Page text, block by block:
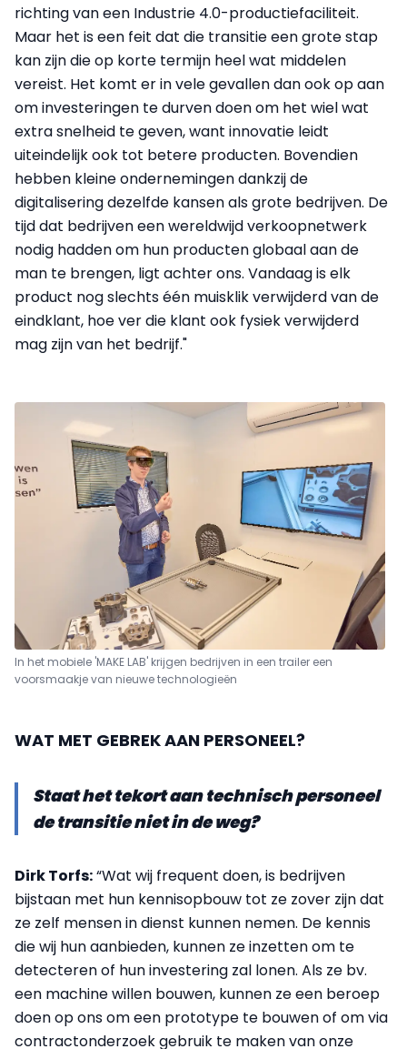
richting van een Industrie 4.0-productiefaciliteit.
Maar het is een feit dat die transitie een grote stap
kan zijn die op korte termijn heel wat middelen
vereist. Het komt er in vele gevallen dan ook op aan
om investeringen te durven doen om het wiel wat
extra snelheid te geven, want innovatie leidt
uiteindelijk ook tot betere producten. Bovendien
hebben kleine ondernemingen dankzij de
digitalisering dezelfde kansen als grote bedrijven. De
tijd dat bedrijven een wereldwijd verkoopnetwerk
nodig hadden om hun producten globaal aan de
man te brengen, ligt achter ons. Vandaag is elk
product nog slechts één muisklik verwijderd van de
eindklant, hoe ver die klant ook fysiek verwijderd
mag zijn van het bedrijf."
In het mobiele 'MAKE LAB' krijgen bedrijven in een trailer een
voorsmaakje van nieuwe technologieën
WAT MET GEBREK AAN PERSONEEL?
Staat het tekort aan technisch personeel
de transitie niet in de weg?
Dirk Torfs:“Wat wij frequent doen, is bedrijven
bijstaan met hun kennisopbouw tot ze zover zijn dat
ze zelf mensen in dienst kunnen nemen. De kennis
die wij hun aanbieden, kunnen ze inzetten om te
detecteren of hun investering zal lonen. Als ze bv.
een machine willen bouwen, kunnen ze een beroep
doen op ons om een prototype te bouwen of om via
contractonderzoek gebruik te maken van onze